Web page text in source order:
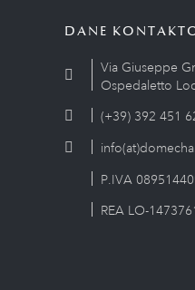
DANE
Via Giuseppe
Ospedaletto
(+39) 392 451
P.IVA
REA LO-